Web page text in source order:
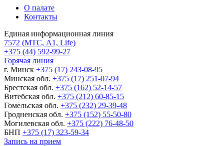
О палате
Контакты
Единая информационная линия
7572 (МТС, A1, Life)
+375 (44) 592-99-27
Горячая линия
г. Минск +375 (17) 243-08-95
Минская обл. +375 (17) 251-07-94
Брестская обл. +375 (162) 52-14-57
Витебская обл. +375 (212) 60-85-15
Гомельская обл. +375 (232) 29-39-48
Гродненская обл. +375 (152) 55-50-80
Могилевская обл. +375 (222) 76-48-50
БНП +375 (17) 323-59-34
Запись на прием